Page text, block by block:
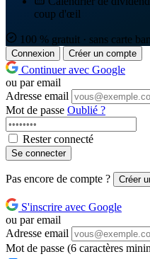
coup d'œil
100 % gratuit · sans carte
Connexion Créer un compte
Continuer avec Google
ou par email
Adresse email
Mot de passe Oublié ?
Rester connecté
Se connecter
Pas encore de compte ? Créer
S'inscrire avec Google
ou par email
Adresse email
Mot de passe (6 caractères